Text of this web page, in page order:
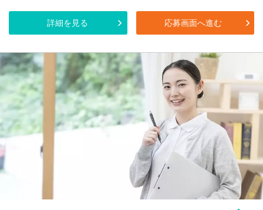
詳細を見る 応募画面へ進む